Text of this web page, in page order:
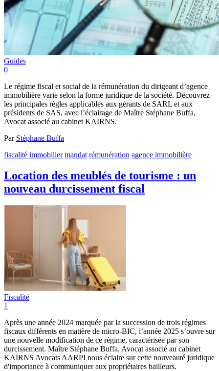
Guides
0
Le régime fiscal et social de la rémunération du dirigeant d’agence
immobilière varie selon la forme juridique de la société. Découvrez
les principales règles applicables aux gérants de SARL et aux
présidents de SAS, avec l’éclairage de Maître Stéphane Buffa,
Avocat associé au cabinet KAIRNS.
Par Stéphane Buffa
fiscalité immobilier mandat rémunération agence immobilière
Location des meublés de tourisme : un
nouveau durcissement fiscal
Fiscalité
1
Après une année 2024 marquée par la succession de trois régimes
fiscaux différents en matière de micro-BIC, l’année 2025 s’ouvre sur
une nouvelle modification de ce régime, caractérisée par son
durcissement. Maître Stéphane Buffa, Avocat associé au cabinet
KAIRNS Avocats AARPI nous éclaire sur cette nouveauté juridique
d'importance à communiquer aux propriétaires bailleurs.